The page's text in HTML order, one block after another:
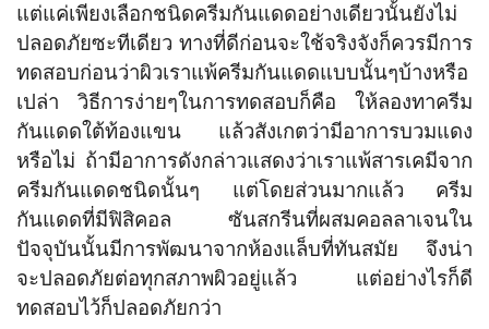
แต่แค่เพียงเลือกชนิดครีมกันแดดอย่างเดียวนั้นยังไม่
ปลอดภัยซะทีเดียว ทางที่ดีก่อนจะใช้จริงจังก็ควรมีการ
ทดสอบก่อนว่าผิวเราแพ้ครีมกันแดดแบบนั้นๆบ้างหรือ
เปล่า วิธีการง่ายๆในการทดสอบก็คือ ให้ลองทาครีม
กันแดดใต้ท้องแขน แล้วสังเกตว่ามีอาการบวมแดง
หรือไม่ ถ้ามีอาการดังกล่าวแสดงว่าเราแพ้สารเคมีจาก
ครีมกันแดดชนิดนั้นๆ แต่โดยส่วนมากแล้ว ครีม
กันแดดที่มีฟิสิคอล ซันสกรีนที่ผสมคอลลาเจนใน
ปัจจุบันนั้นมีการพัฒนาจากห้องแล็บที่ทันสมัย จึงน่า
จะปลอดภัยต่อทุกสภาพผิวอยู่แล้ว แต่อย่างไรก็ดี
ทดสอบไว้ก็ปลอดภัยกว่า